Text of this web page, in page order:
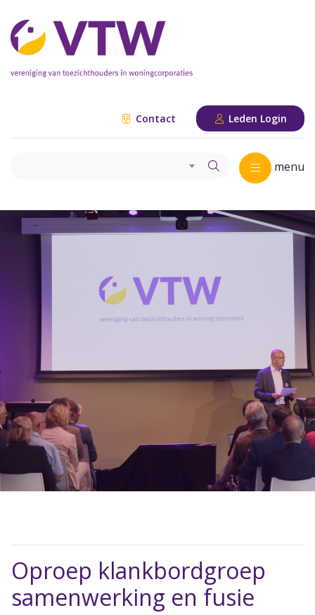
Contact Leden Login
menu
Oproep klankbordgroep
samenwerking en fusie